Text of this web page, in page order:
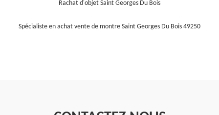
Rachat d'objet Saint Georges Du Bois
Spécialiste en achat vente de montre Saint Georges Du Bois 49250